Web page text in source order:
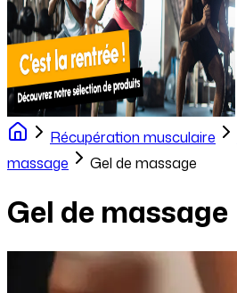
Récupération musculaire
massage
Gel de massage
Gel de massage